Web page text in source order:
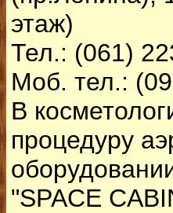
этаж)
Тел.: (061)
Моб. тел.:
В
процедуру
"SPACE